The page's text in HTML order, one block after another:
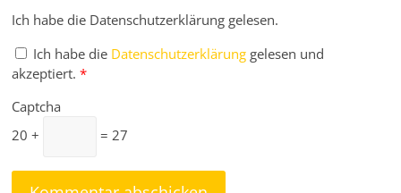
Ich habe die Datenschutzerklärung gelesen.
Ich habe die Datenschutzerklärung gelesen und
akzeptiert. *
Captcha
20 +
= 27